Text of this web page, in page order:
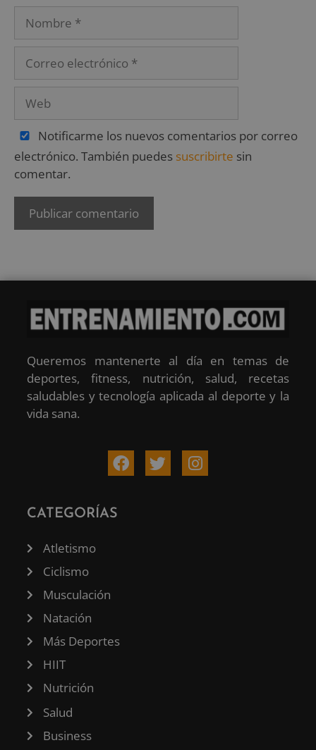
Notificarme los nuevos comentarios por correo
electrónico. También puedes suscribirte sin
comentar.
Queremos mantenerte al día en temas de
deportes, fitness, nutrición, salud, recetas
saludables y tecnología aplicada al deporte y la
vida sana.
CATEGORÍAS
Atletismo
Ciclismo
Musculación
Natación
Más Deportes
HIIT
Nutrición
Salud
Business